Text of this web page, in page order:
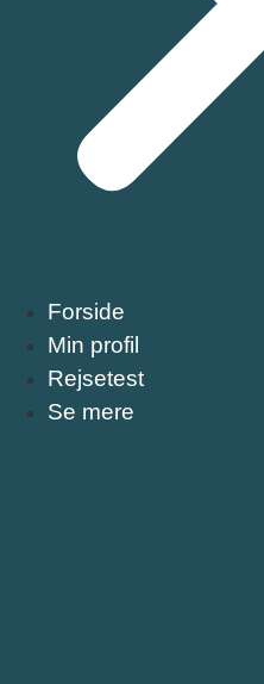
Forside
Min profil
Rejsetest
Se mere